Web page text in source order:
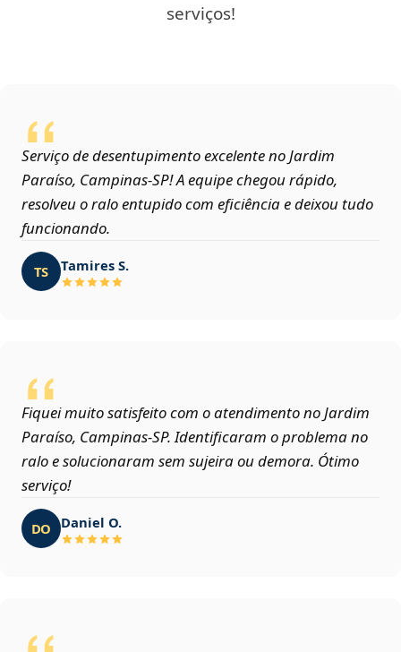
serviços!
Serviço de desentupimento excelente no Jardim
Paraíso, Campinas‑SP! A equipe chegou rápido,
resolveu o ralo entupido com eficiência e deixou tudo
funcionando.
TS Tamires S.
Fiquei muito satisfeito com o atendimento no Jardim
Paraíso, Campinas‑SP. Identificaram o problema no
ralo e solucionaram sem sujeira ou demora. Ótimo
serviço!
DO Daniel O.